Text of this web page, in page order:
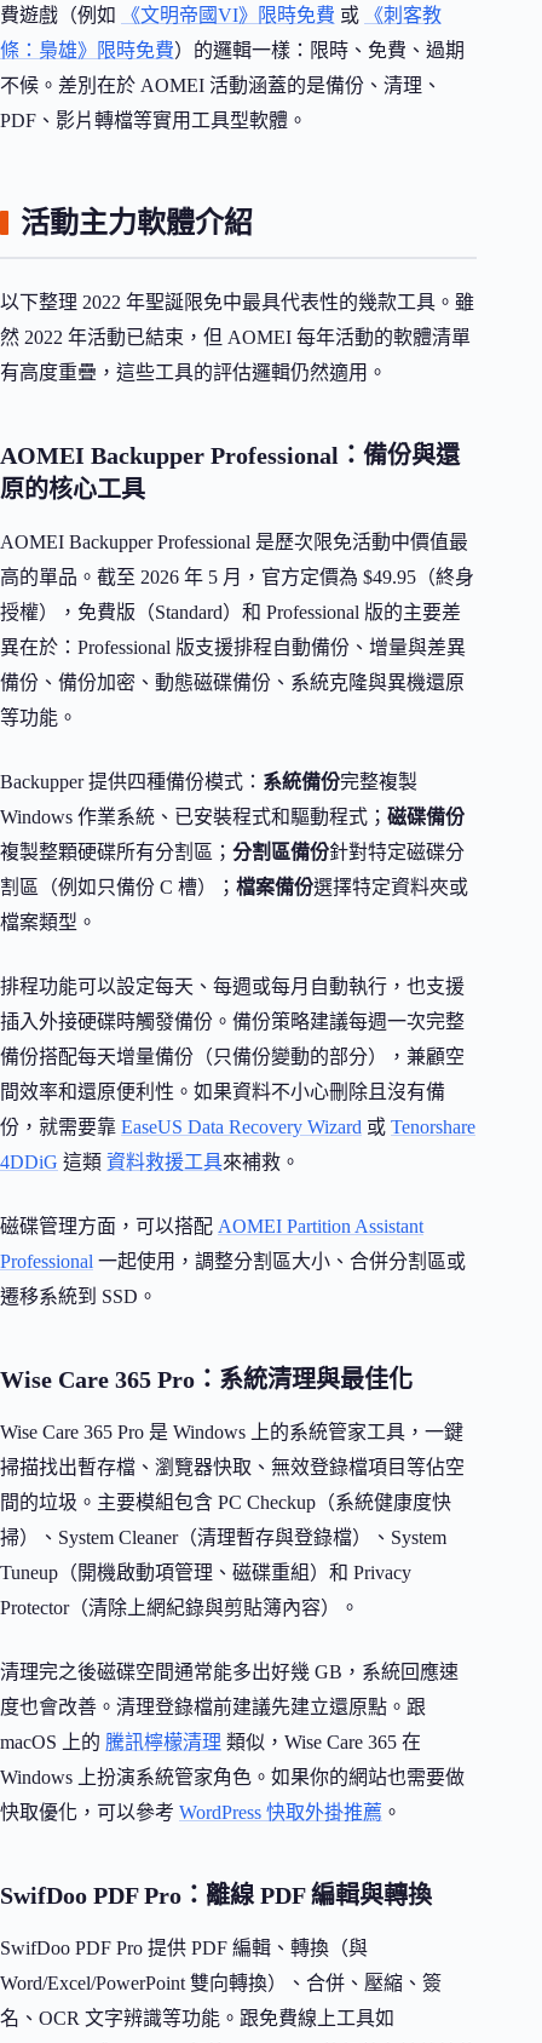
費遊戲（例如 《文明帝國VI》限時免費 或
《刺客教
條：梟雄》限時免費）的邏輯一樣：限時、免費、過期
不候。差別在於 AOMEI 活動涵蓋的是備份、清理、
PDF、影片轉檔等實用工具型軟體。
活動主力軟體介紹
以下整理 2022 年聖誕限免中最具代表性的幾款工具。雖
然 2022 年活動已結束，但 AOMEI 每年活動的軟體清單
有高度重疊，這些工具的評估邏輯仍然適用。
AOMEI Backupper Professional：備份與還
原的核心工具
AOMEI Backupper Professional 是歷次限免活動中價值最
高的單品。截至 2026 年 5 月，官方定價為 $49.95（終身
授權），免費版（Standard）和 Professional 版的主要差
異在於：Professional 版支援排程自動備份、增量與差異
備份、備份加密、動態磁碟備份、系統克隆與異機還原
等功能。
Backupper 提供四種備份模式： 系統備份完整複製
Windows 作業系統、已安裝程式和驅動程式； 磁碟備份
複製整顆硬碟所有分割區； 分割區備份針對特定磁碟分
割區（例如只備份 C 槽）； 檔案備份選擇特定資料夾或
檔案類型。
排程功能可以設定每天、每週或每月自動執行，也支援
插入外接硬碟時觸發備份。備份策略建議每週一次完整
備份搭配每天增量備份（只備份變動的部分），兼顧空
間效率和還原便利性。如果資料不小心刪除且沒有備
份，就需要靠 EaseUS Data Recovery Wizard 或 Tenorshare
4DDiG 這類 資料救援工具來補救。
磁碟管理方面，可以搭配 AOMEI Partition Assistant
Professional 一起使用，調整分割區大小、合併分割區或
遷移系統到 SSD。
Wise Care 365 Pro：系統清理與最佳化
Wise Care 365 Pro 是 Windows 上的系統管家工具，一鍵
掃描找出暫存檔、瀏覽器快取、無效登錄檔項目等佔空
間的垃圾。主要模組包含 PC Checkup（系統健康度快
掃）、System Cleaner（清理暫存與登錄檔）、System
Tuneup（開機啟動項管理、磁碟重組）和 Privacy
Protector（清除上網紀錄與剪貼簿內容）。
清理完之後磁碟空間通常能多出好幾 GB，系統回應速
度也會改善。清理登錄檔前建議先建立還原點。跟
macOS 上的 騰訊檸檬清理 類似，Wise Care 365 在
Windows 上扮演系統管家角色。如果你的網站也需要做
快取優化，可以參考 WordPress 快取外掛推薦 。
SwifDoo PDF Pro：離線 PDF 編輯與轉換
SwifDoo PDF Pro 提供 PDF 編輯、轉換（與
Word/Excel/PowerPoint 雙向轉換）、合併、壓縮、簽
名、OCR 文字辨識等功能。跟免費線上工具如